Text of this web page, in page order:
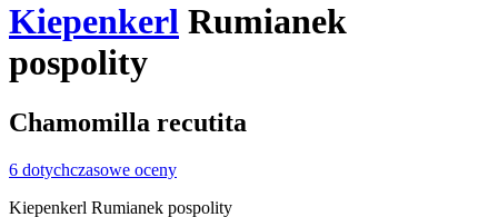
Kiepenkerl Rumianek
pospolity
Chamomilla recutita
6 dotychczasowe oceny
Kiepenkerl Rumianek pospolity